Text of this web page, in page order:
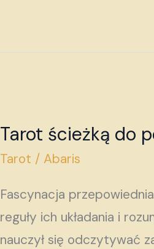
Tarot ścieżką do
Tarot /Abaris
Fascynacja
reguły ich układania i
nauczył się odczytywać
Tarot
ścieżką
poznania
siebie